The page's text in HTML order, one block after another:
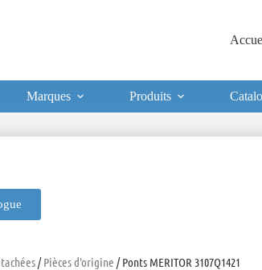
Marques Produits
/Pièces d'origine / Ponts MERITOR 3107Q1421